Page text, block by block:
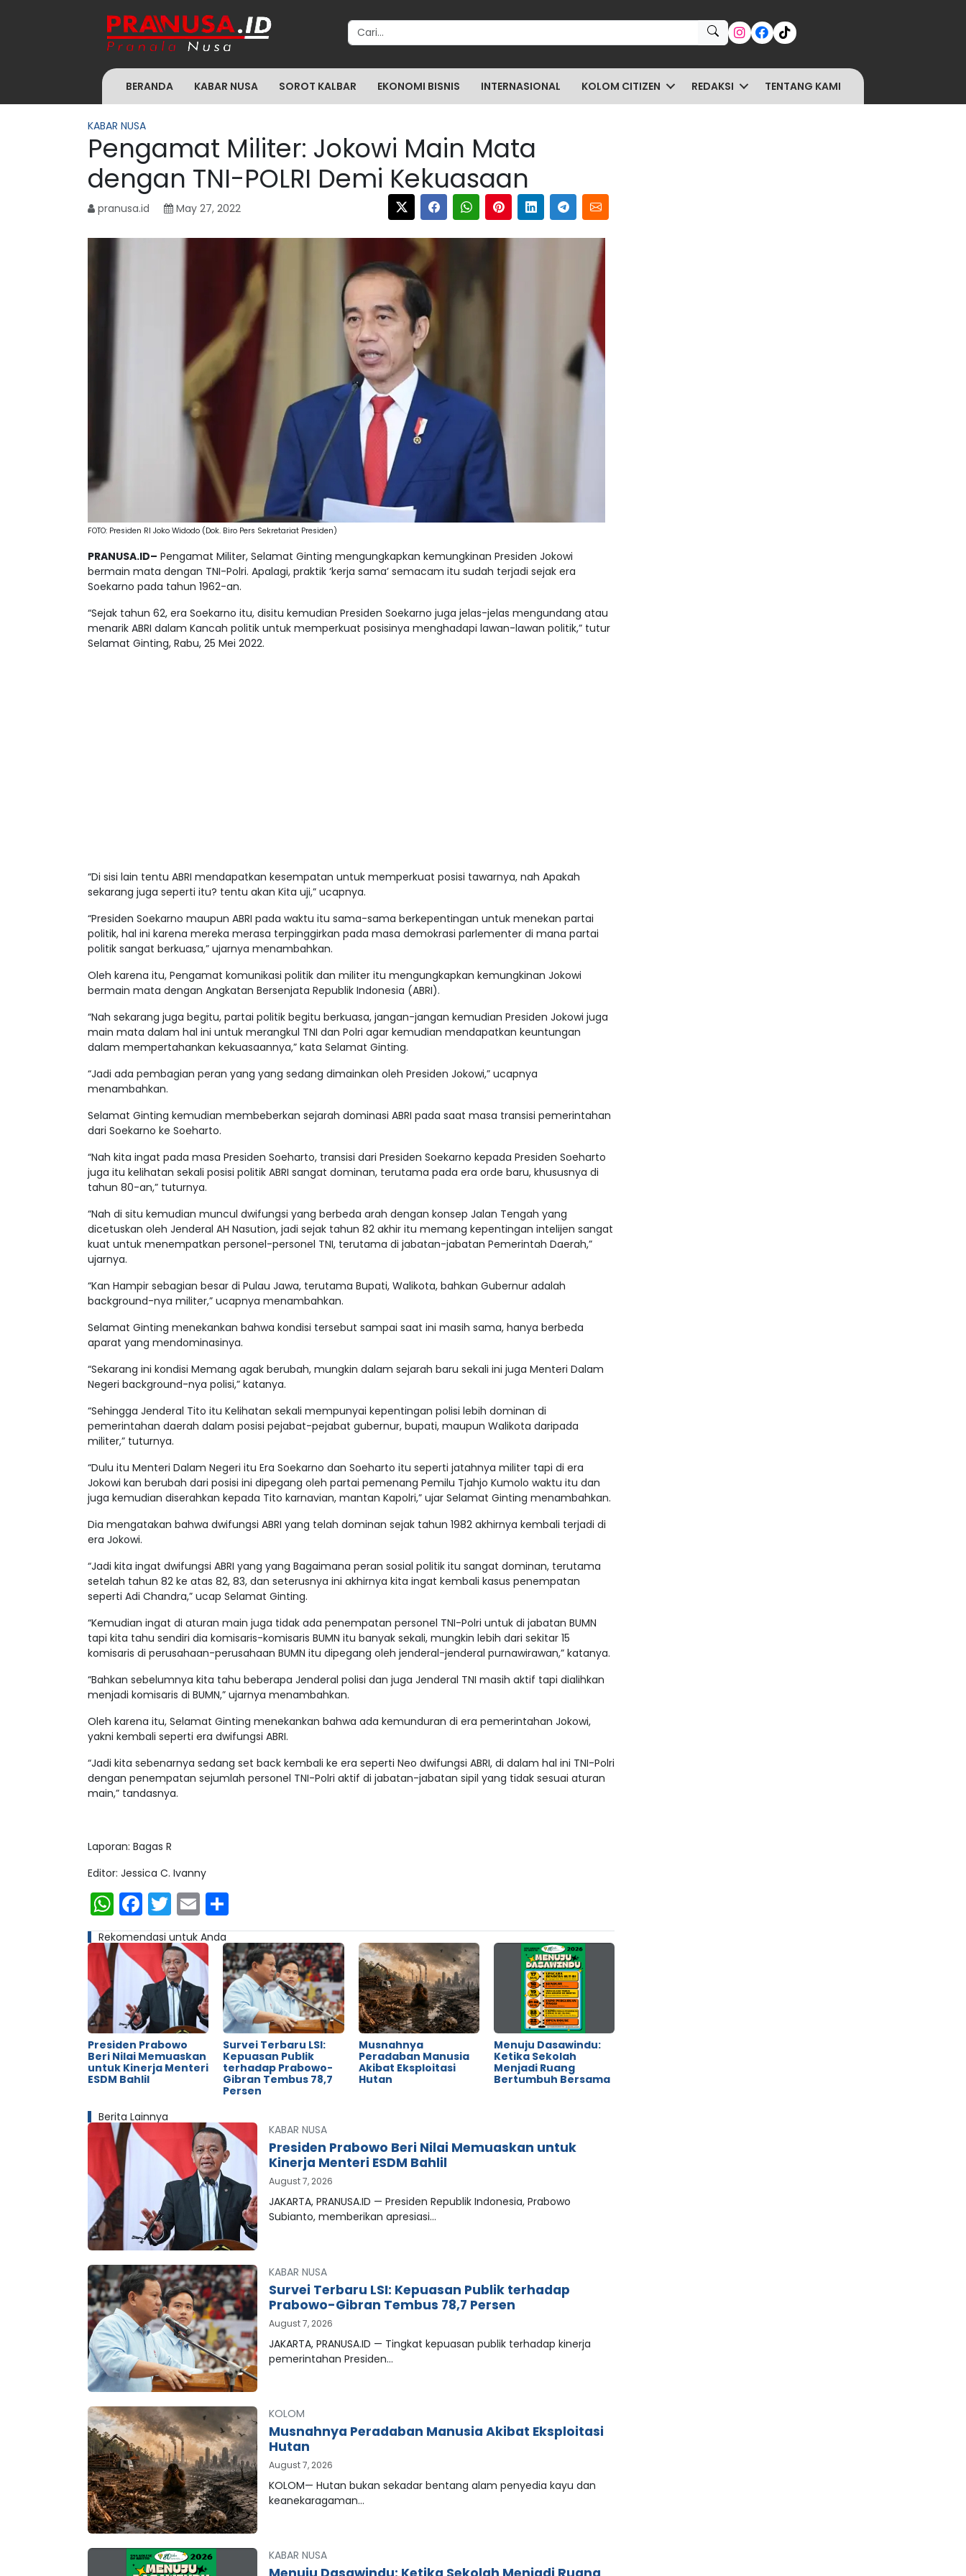
Search for:
BERANDA KABAR NUSA SOROT KALBAR EKONOMI BISNIS INTERNASIONAL KOLOM CITIZEN REDAKSI TENTANG KAMI
KABAR NUSA
Pengamat Militer: Jokowi Main Mata
dengan TNI-POLRI Demi Kekuasaan
pranusa.id May 27, 2022
FOTO: Presiden RI Joko Widodo (Dok. Biro Pers Sekretariat Presiden)
PRANUSA.ID– Pengamat Militer, Selamat Ginting mengungkapkan kemungkinan Presiden Jokowi
bermain mata dengan TNI-Polri. Apalagi, praktik ‘kerja sama’ semacam itu sudah terjadi sejak era
Soekarno pada tahun 1962-an.
“Sejak tahun 62, era Soekarno itu, disitu kemudian Presiden Soekarno juga jelas-jelas mengundang atau
menarik ABRI dalam Kancah politik untuk memperkuat posisinya menghadapi lawan-lawan politik,” tutur
Selamat Ginting, Rabu, 25 Mei 2022.
“Di sisi lain tentu ABRI mendapatkan kesempatan untuk memperkuat posisi tawarnya, nah Apakah
sekarang juga seperti itu? tentu akan Kita uji,” ucapnya.
“Presiden Soekarno maupun ABRI pada waktu itu sama-sama berkepentingan untuk menekan partai
politik, hal ini karena mereka merasa terpinggirkan pada masa demokrasi parlementer di mana partai
politik sangat berkuasa,” ujarnya menambahkan.
Oleh karena itu, Pengamat komunikasi politik dan militer itu mengungkapkan kemungkinan Jokowi
bermain mata dengan Angkatan Bersenjata Republik Indonesia (ABRI).
“Nah sekarang juga begitu, partai politik begitu berkuasa, jangan-jangan kemudian Presiden Jokowi juga
main mata dalam hal ini untuk merangkul TNI dan Polri agar kemudian mendapatkan keuntungan
dalam mempertahankan kekuasaannya,” kata Selamat Ginting.
“Jadi ada pembagian peran yang yang sedang dimainkan oleh Presiden Jokowi,” ucapnya
menambahkan.
Selamat Ginting kemudian membeberkan sejarah dominasi ABRI pada saat masa transisi pemerintahan
dari Soekarno ke Soeharto.
“Nah kita ingat pada masa Presiden Soeharto, transisi dari Presiden Soekarno kepada Presiden Soeharto
juga itu kelihatan sekali posisi politik ABRI sangat dominan, terutama pada era orde baru, khususnya di
tahun 80-an,” tuturnya.
“Nah di situ kemudian muncul dwifungsi yang berbeda arah dengan konsep Jalan Tengah yang
dicetuskan oleh Jenderal AH Nasution, jadi sejak tahun 82 akhir itu memang kepentingan intelijen sangat
kuat untuk menempatkan personel-personel TNI, terutama di jabatan-jabatan Pemerintah Daerah,”
ujarnya.
“Kan Hampir sebagian besar di Pulau Jawa, terutama Bupati, Walikota, bahkan Gubernur adalah
background-nya militer,” ucapnya menambahkan.
Selamat Ginting menekankan bahwa kondisi tersebut sampai saat ini masih sama, hanya berbeda
aparat yang mendominasinya.
“Sekarang ini kondisi Memang agak berubah, mungkin dalam sejarah baru sekali ini juga Menteri Dalam
Negeri background-nya polisi,” katanya.
“Sehingga Jenderal Tito itu Kelihatan sekali mempunyai kepentingan polisi lebih dominan di
pemerintahan daerah dalam posisi pejabat-pejabat gubernur, bupati, maupun Walikota daripada
militer,” tuturnya.
“Dulu itu Menteri Dalam Negeri itu Era Soekarno dan Soeharto itu seperti jatahnya militer tapi di era
Jokowi kan berubah dari posisi ini dipegang oleh partai pemenang Pemilu Tjahjo Kumolo waktu itu dan
juga kemudian diserahkan kepada Tito karnavian, mantan Kapolri,” ujar Selamat Ginting menambahkan.
Dia mengatakan bahwa dwifungsi ABRI yang telah dominan sejak tahun 1982 akhirnya kembali terjadi di
era Jokowi.
“Jadi kita ingat dwifungsi ABRI yang yang Bagaimana peran sosial politik itu sangat dominan, terutama
setelah tahun 82 ke atas 82, 83, dan seterusnya ini akhirnya kita ingat kembali kasus penempatan
seperti Adi Chandra,” ucap Selamat Ginting.
“Kemudian ingat di aturan main juga tidak ada penempatan personel TNI-Polri untuk di jabatan BUMN
tapi kita tahu sendiri dia komisaris-komisaris BUMN itu banyak sekali, mungkin lebih dari sekitar 15
komisaris di perusahaan-perusahaan BUMN itu dipegang oleh jenderal-jenderal purnawirawan,” katanya.
“Bahkan sebelumnya kita tahu beberapa Jenderal polisi dan juga Jenderal TNI masih aktif tapi dialihkan
menjadi komisaris di BUMN,” ujarnya menambahkan.
Oleh karena itu, Selamat Ginting menekankan bahwa ada kemunduran di era pemerintahan Jokowi,
yakni kembali seperti era dwifungsi ABRI.
“Jadi kita sebenarnya sedang set back kembali ke era seperti Neo dwifungsi ABRI, di dalam hal ini TNI-Polri
dengan penempatan sejumlah personel TNI-Polri aktif di jabatan-jabatan sipil yang tidak sesuai aturan
main,” tandasnya.
Laporan: Bagas R
Editor: Jessica C. Ivanny
WhatsApp
Facebook
Twitter
Email
Rekomendasi untuk Anda
Presiden Prabowo
Beri Nilai Memuaskan
untuk Kinerja Menteri
ESDM Bahlil
Survei Terbaru LSI:
Kepuasan Publik
terhadap Prabowo-
Gibran Tembus 78,7
Persen
Musnahnya
Peradaban Manusia
Akibat Eksploitasi
Hutan
Menuju Dasawindu:
Ketika Sekolah
Menjadi Ruang
Bertumbuh Bersama
Berita Lainnya
KABAR NUSA
Presiden Prabowo Beri Nilai Memuaskan untuk
Kinerja Menteri ESDM Bahlil
August 7, 2026
JAKARTA, PRANUSA.ID — Presiden Republik Indonesia, Prabowo
Subianto, memberikan apresiasi…
KABAR NUSA
Survei Terbaru LSI: Kepuasan Publik terhadap
Prabowo-Gibran Tembus 78,7 Persen
August 7, 2026
JAKARTA, PRANUSA.ID — Tingkat kepuasan publik terhadap kinerja
pemerintahan Presiden…
KOLOM
Musnahnya Peradaban Manusia Akibat Eksploitasi
Hutan
August 7, 2026
KOLOM— Hutan bukan sekadar bentang alam penyedia kayu dan
keanekaragaman…
KABAR NUSA